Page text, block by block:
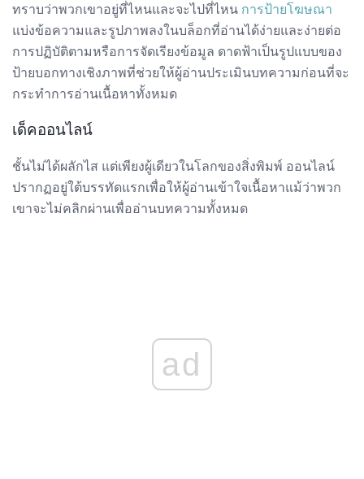
ทราบว่าพวกเขาอยู่ที่ไหนและจะไปที่ไหน การป้ายโฆษณา
แบ่งข้อความและรูปภาพลงในบล็อกที่อ่านได้ง่ายและง่ายต่อ
การปฏิบัติตามหรือการจัดเรียงข้อมูล ดาดฟ้าเป็นรูปแบบของ
ป้ายบอกทางเชิงภาพที่ช่วยให้ผู้อ่านประเมินบทความก่อนที่จะ
กระทำการอ่านเนื้อหาทั้งหมด
เด็คออนไลน์
ชั้นไม่ได้ผลักไส แต่เพียงผู้เดียวในโลกของสิ่งพิมพ์ ออนไลน์
ปรากฏอยู่ใต้บรรทัดแรกเพื่อให้ผู้อ่านเข้าใจเนื้อหาแม้ว่าพวก
เขาจะไม่คลิกผ่านเพื่ออ่านบทความทั้งหมด
ad